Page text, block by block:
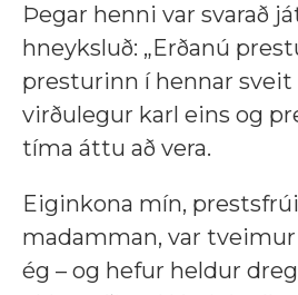
Þegar henni var svarað
hneyksluð: „Erðanú
presturinn í hennar sveit
virðulegur karl eins og
tíma áttu að vera.
Eiginkona mín,
madamman, var
ég – og hefur heldur